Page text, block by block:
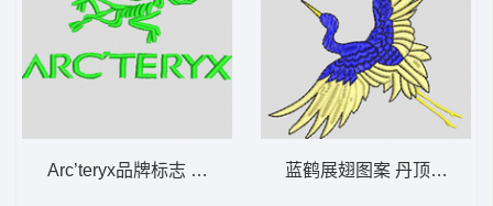
Arc’teryx品牌标志 变色龙 蓝鹤展翅图案 丹顶鹤仙鹤